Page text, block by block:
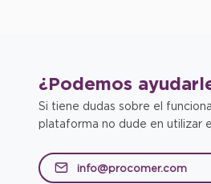
¿Podemos
Si tiene dudas sobre el
plataforma no dude en utilizar
info@procomer.com